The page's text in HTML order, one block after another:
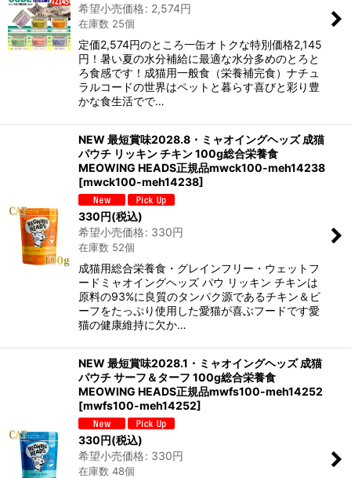
希望小売価格: 2,574円
在庫数 25個
定価2,574円のところ一缶オトクな特別価格2,145
円！暑い夏の水分補給に最適な水分多めのとろと
ろ食感です！成猫用一般食（栄養補完食）ナチュ
ラルコードの世界はペットと暮らす喜びと彩り豊
かな食生活でで…
NEW 最短賞味2028.8・ミャオイングヘッズ 成猫
パウチ リッキン チキン 100g総合栄養食
MEOWING HEADS正規品mwck100-meh14238
[mwck100-meh14238]
330円(税込)
希望小売価格: 330円
在庫数 52個
成猫用総合栄養食・グレインフリー・ウェットフ
ードミャオイングヘッズ パウ リッキン チキンは
原料の93%に良質のタンパク源であるチキン＆ビ
ーフをたっぷり使用した愛猫が喜ぶフードです愛
猫の健康維持に欠か…
NEW 最短賞味2028.1・ミャオイングヘッズ 成猫
パウチ サーフ＆ターフ 100g総合栄養食
MEOWING HEADS正規品mwfs100-meh14252
[mwfs100-meh14252]
330円(税込)
希望小売価格: 330円
在庫数 48個